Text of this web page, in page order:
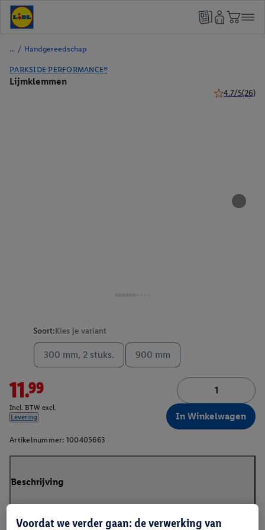
/ Handgereedschap
PARKSIDE PERFORMANCE®
Lijmklemmen
4.7/5(26)
Soort:Kies je variant
300 mm, 2 stuks. 900 mm
11.99
Incl. BTW excl.
Levering
In Winkelwagen
Artikelnummer: 100405663
Beschrijving
Voordat we verder gaan: de verwerking van